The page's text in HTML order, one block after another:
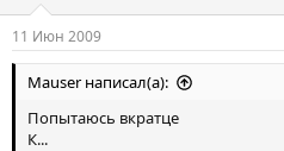
11 Июн 2009
Mauser написал(а):
Попытаюсь вкратце
К...